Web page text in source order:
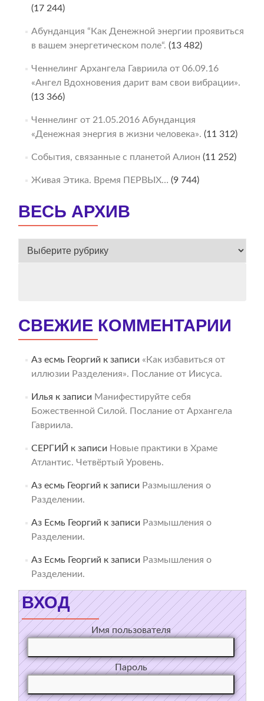
(17 244)
Абунданция “Как Денежной энергии проявиться
в вашем энергетическом поле“. (13 482)
Ченнелинг Архангела Гавриила от 06.09.16
«Ангел Вдохновения дарит вам свои вибрации».
(13 366)
Ченнелинг от 21.05.2016 Абунданция
«Денежная энергия в жизни человека». (11 312)
События, связанные с планетой Алион (11 252)
Живая Этика. Время ПЕРВЫХ… (9 744)
ВЕСЬ АРХИВ
ВЕСЬ
СВЕЖИЕ КОММЕНТАРИИ
Аз есмь Георгий к записи «Как избавиться от
иллюзии Разделения». Послание от Иисуса.
Илья к записи Манифестируйте себя
Божественной Силой. Послание от Архангела
Гавриила.
СЕРГИЙ к записи Новые практики в Храме
Атлантис. Четвёртый Уровень.
Аз есмь Георгий к записи Размышления о
Разделении.
Аз Есмь Георгий к записи Размышления о
Разделении.
Аз Есмь Георгий к записи Размышления о
Разделении.
ВХОД
Имя пользователя
Пароль